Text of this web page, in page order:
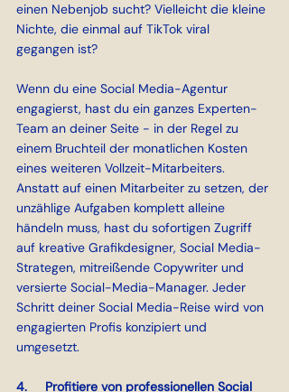
einen Nebenjob sucht? Vielleicht die kleine
Nichte, die einmal auf TikTok viral
gegangen ist?
Wenn du eine Social Media-Agentur
engagierst, hast du ein ganzes Experten-
Team an deiner Seite - in der Regel zu
einem Bruchteil der monatlichen Kosten
eines weiteren Vollzeit-Mitarbeiters.
Anstatt auf einen Mitarbeiter zu setzen, der
unzählige Aufgaben komplett alleine
händeln muss, hast du sofortigen Zugriff
auf kreative Grafikdesigner, Social Media-
Strategen, mitreißende Copywriter und
versierte Social-Media-Manager. Jeder
Schritt deiner Social Media-Reise wird von
engagierten Profis konzipiert und
umgesetzt.
4.     Profitiere von professionellen Social